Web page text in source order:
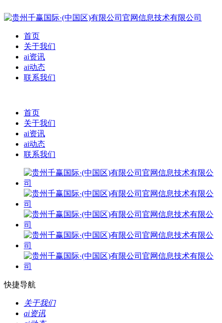
首页
关于我们
ai资讯
ai动态
联系我们
首页
关于我们
ai资讯
ai动态
联系我们
快捷导航
关于我们
ai资讯